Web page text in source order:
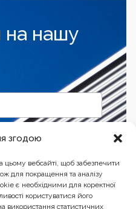
згодою
вебсайті, щоб забезпечити
для покращення та аналізу
є необхідними для коректної
користуватися його
використання статистичних
на нашу